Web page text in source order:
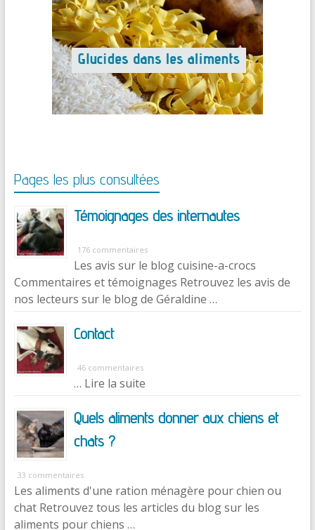
Pages les plus consultées
Témoignages des internautes
176 commentaires
Les avis sur le blog cuisine-a-crocs
Commentaires et témoignages Retrouvez les avis de
nos lecteurs sur le blog de Géraldine …
Contact
46 commentaires
… Lire la suite
Quels aliments donner aux chiens et
chats ?
33 commentaires
Les aliments d'une ration ménagère pour chien ou
chat Retrouvez tous les articles du blog sur les
aliments pour chiens …